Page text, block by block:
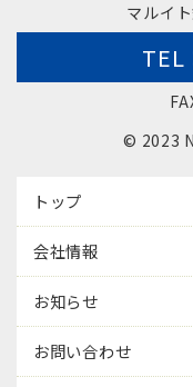
マルイ
TEL
© 2023
トップ
会社情報
お知らせ
お問い合わせ